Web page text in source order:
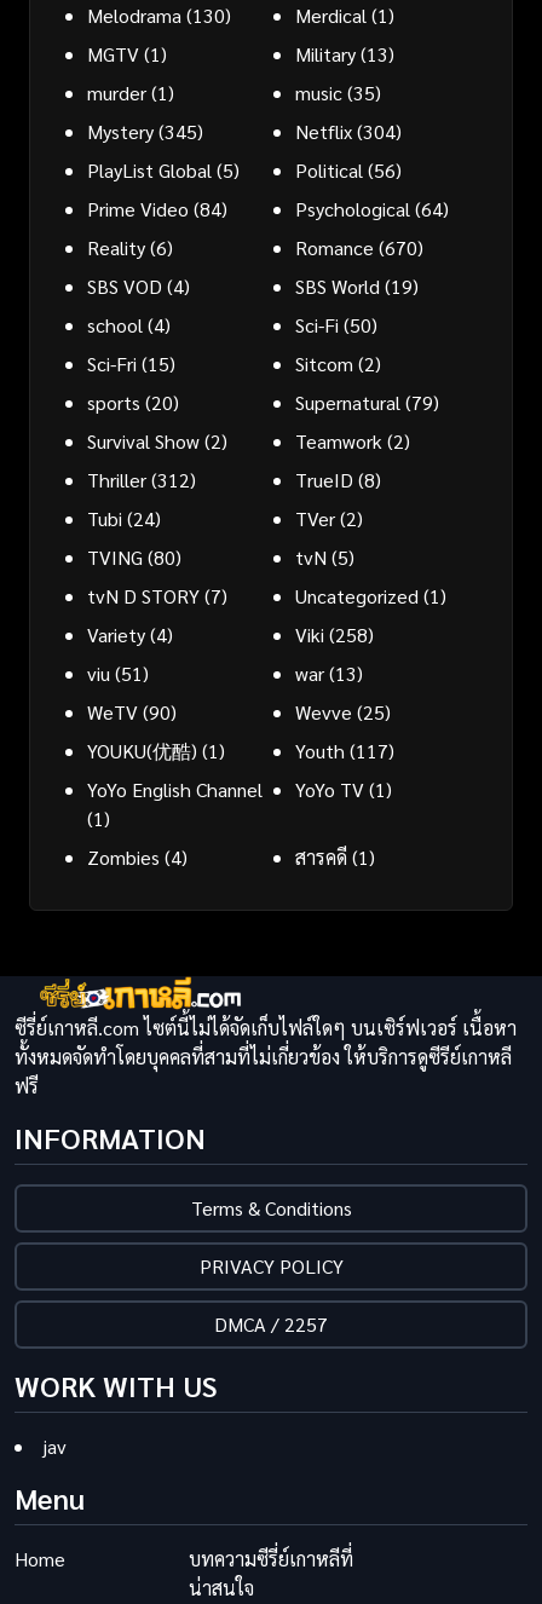
Melodrama (130) Merdical (1)
MGTV(1) Military(13)
murder(1) music(35)
Mystery(345) Netflix(304)
PlayList Global (5) Political (56)
Prime Video (84) Psychological (64)
Reality(6) Romance (670)
SBS VOD (4) SBS World (19)
school (4) Sci-Fi (50)
Sci-Fri (15) Sitcom (2)
sports (20) Supernatural (79)
Survival Show(2) Teamwork (2)
Thriller(312) TrueID (8)
Tubi (24) TVer(2)
TVING (80) tvN (5)
tvN D STORY(7) Uncategorized (1)
Variety(4) Viki (258)
viu (51) war(13)
WeTV(90) Wevve (25)
YOUKU(优酷) (1) Youth (117)
YoYo English Channel
(1)
YoYo TV(1)
Zombies (4) สารคดี(1)
ซีรี่ย์เกาหลี.com ไซต์นี้ไม่ได้จัดเก็บไฟล์ใดๆ บนเซิร์ฟเวอร์ เนื้อหา
ทั้งหมดจัดทำโดยบุคคลที่สามที่ไม่เกี่ยวข้อง ให้บริการดูซีรีย์เกาหลี
ฟรี
INFORMATION
Terms & Conditions
PRIVACY POLICY
DMCA / 2257
WORK WITH US
jav
Menu
Home
บทความซีรี่ย์เกาหลีที่
น่าสนใจ